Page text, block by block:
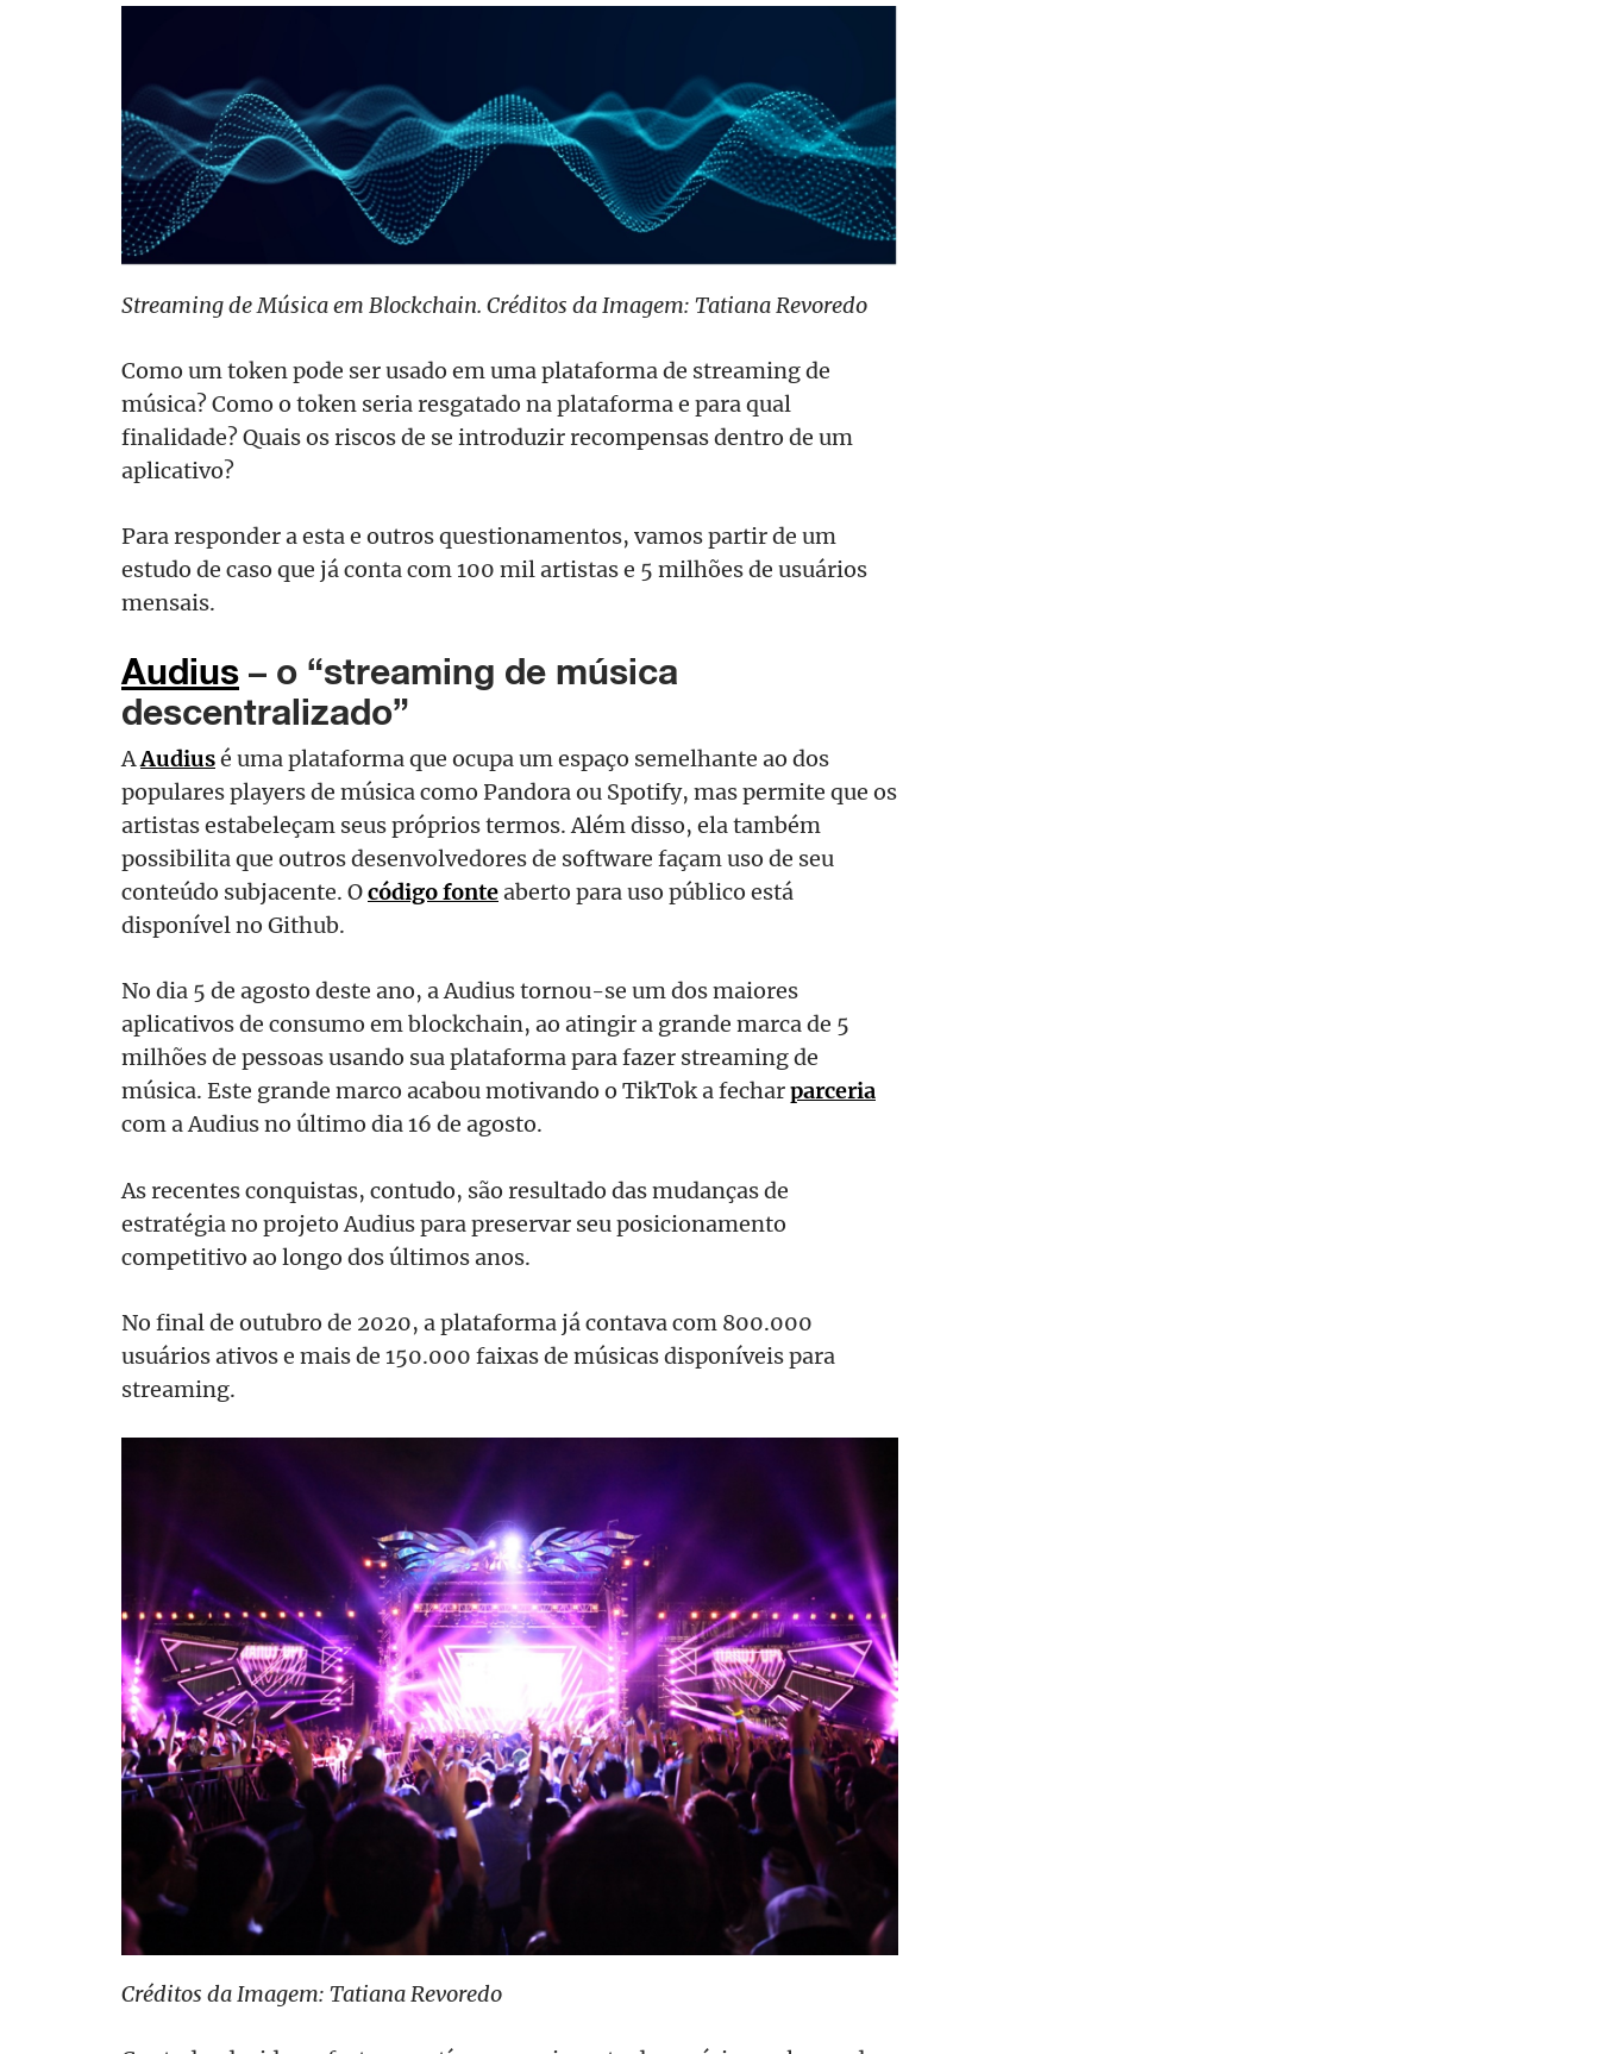
Streaming de Música em Blockchain. Créditos da Imagem: Tatiana Revoredo
Como um token pode ser usado em uma plataforma de streaming de
música? Como o token seria resgatado na plataforma e para qual
finalidade? Quais os riscos de se introduzir recompensas dentro de um
aplicativo?
Para responder a esta e outros questionamentos, vamos partir de um
estudo de caso que já conta com 100 mil artistas e 5 milhões de usuários
mensais.
Audius – o “streaming de música
descentralizado”
AAudiusé uma plataforma que ocupa um espaço semelhante ao dos
populares players de música como Pandora ou Spotify, mas permite que os
artistas estabeleçam seus próprios termos. Além disso, ela também
possibilita que outros desenvolvedores de software façam uso de seu
conteúdo subjacente. Ocódigo fonteaberto para uso público está
disponível no Github.
No dia 5 de agosto deste ano, a Audius tornou-se um dos maiores
aplicativos de consumo em blockchain, ao atingir a grande marca de 5
milhões de pessoas usando sua plataforma para fazer streaming de
música. Este grande marco acabou motivando o TikTok a fecharparceria
com a Audius no último dia 16 de agosto.
As recentes conquistas, contudo, são resultado das mudanças de
estratégia no projeto Audius para preservar seu posicionamento
competitivo ao longo dos últimos anos.
No final de outubro de 2020, a plataforma já contava com 800.000
usuários ativos e mais de 150.000 faixas de músicas disponíveis para
streaming.
Créditos da Imagem: Tatiana Revoredo